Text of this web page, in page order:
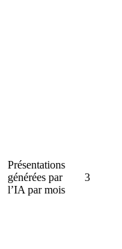
Présentations
générées par
l’IA par mois
3